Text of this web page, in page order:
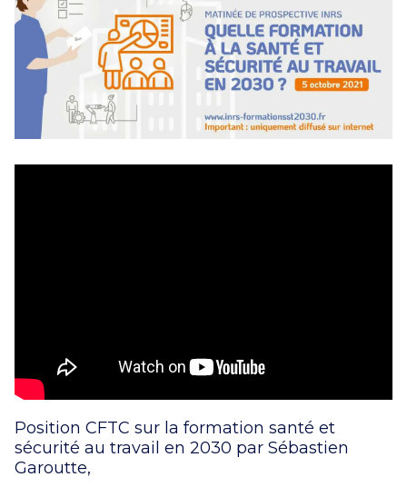
Position CFTC sur la formation santé et
sécurité au travail en 2030 par Sébastien
Garoutte,